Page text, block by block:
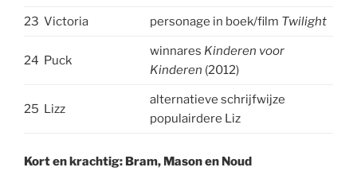
23 Victoria personage in boek/film Twilight
24 Puck
winnares Kinderen voor
Kinderen (2012)
25 Lizz
alternatieve schrijfwijze
populairdere Liz
Kort en krachtig: Bram, Mason en Noud